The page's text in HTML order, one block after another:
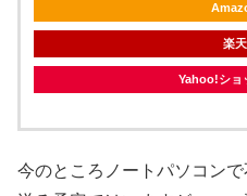
楽天
Yahoo!ショ
今のところノートパソコン